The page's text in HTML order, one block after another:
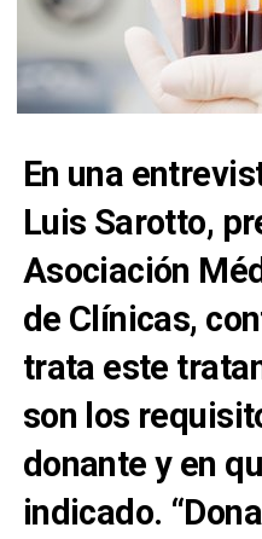
En una
Luis Sarotto,
Asociación
de Clínicas,
trata este
son los
donante y en
indicado.